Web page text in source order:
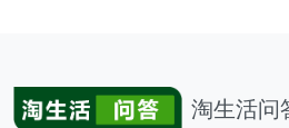
淘生活问